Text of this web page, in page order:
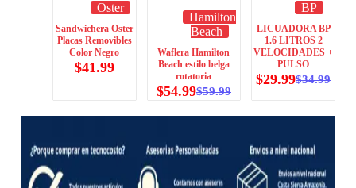
Oster
Sandwichera Oster
Placas Removibles
Color Negro
$41.99
Hamilton
Beach
Waflera Hamilton
Beach estilo belga
rotatoria
$59.99
$54.99
BP
LICUADORA BP
1.6 LITROS 2
VELOCIDADES +
PULSO
$34.99
$29.99